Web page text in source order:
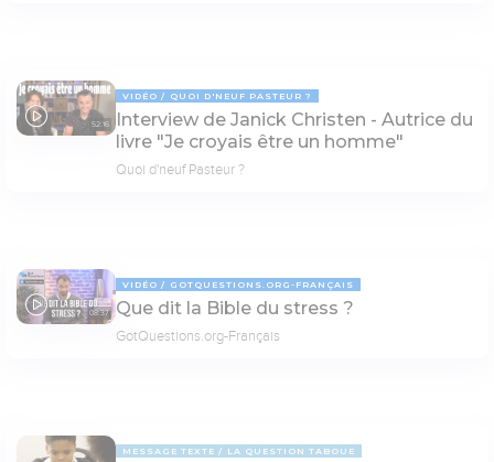
52:16
VIDÉO QUOI D'NEUF PASTEUR ?
Interview de Janick Christen - Autrice du
livre "Je croyais être un homme"
Quoi d'neuf Pasteur ?
08:37
VIDÉO GOTQUESTIONS.ORG-FRANÇAIS
Que dit la Bible du stress ?
GotQuestions.org-Français
MESSAGE TEXTE LA QUESTION TABOUE